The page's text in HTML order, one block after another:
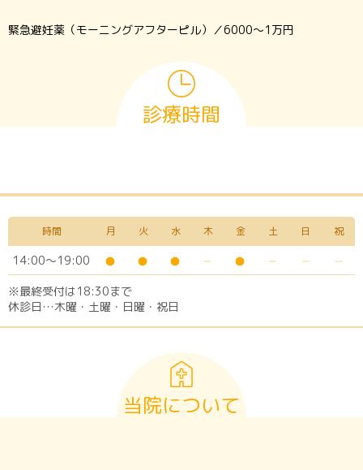
緊急避妊薬（モーニングアフターピル）／6000～1万円
診療時間
時間 月 火 水 木 金 土 日 祝
14:00～19:00
※最終受付は18:30まで
休診日…木曜・土曜・日曜・祝日
当院について